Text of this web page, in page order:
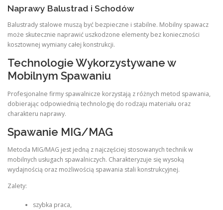
Naprawy Balustrad i Schodów
Balustrady stalowe muszą być bezpieczne i stabilne. Mobilny spawacz
może skutecznie naprawić uszkodzone elementy bez konieczności
kosztownej wymiany całej konstrukcji.
Technologie Wykorzystywane w
Mobilnym Spawaniu
Profesjonalne firmy spawalnicze korzystają z różnych metod spawania,
dobierając odpowiednią technologię do rodzaju materiału oraz
charakteru naprawy.
Spawanie MIG/MAG
Metoda MIG/MAG jest jedną z najczęściej stosowanych technik w
mobilnych usługach spawalniczych. Charakteryzuje się wysoką
wydajnością oraz możliwością spawania stali konstrukcyjnej.
Zalety:
szybka praca,